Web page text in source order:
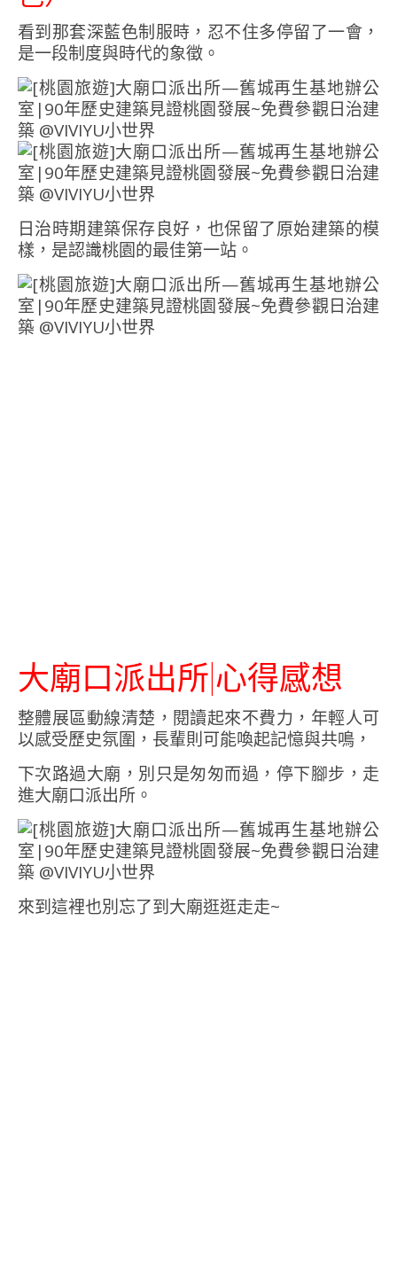
看到那套深藍色制服時，忍不住多停留了一會，
是一段制度與時代的象徵。
日治時期建築保存良好，也保留了原始建築的模
樣，是認識桃園的最佳第一站。
大廟口派出所|心得感想
整體展區動線清楚，閱讀起來不費力，年輕人可
以感受歷史氛圍，長輩則可能喚起記憶與共鳴，
下次路過大廟，別只是匆匆而過，停下腳步，走
進大廟口派出所。
來到這裡也別忘了到大廟逛逛走走~